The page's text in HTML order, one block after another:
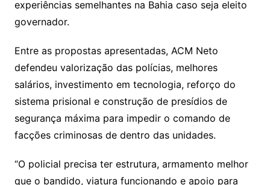
experiências semelhantes na Bahia caso seja eleito
governador.
Entre as propostas apresentadas, ACM Neto
defendeu valorização das polícias, melhores
salários, investimento em tecnologia, reforço do
sistema prisional e construção de presídios de
segurança máxima para impedir o comando de
facções criminosas de dentro das unidades.
“O policial precisa ter estrutura, armamento melhor
que o bandido, viatura funcionando e apoio para